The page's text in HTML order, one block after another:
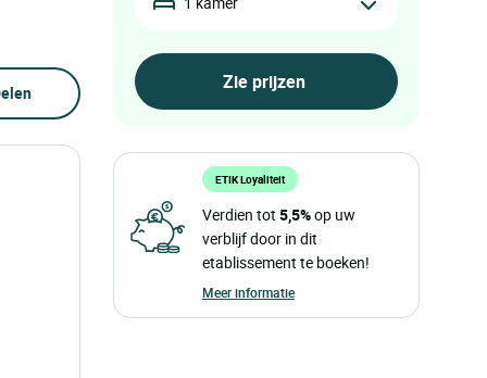
ETIK Loyaliteit
Verdien tot 5,5%op uw
verblijf door in dit
etablissement te boeken!
Meer informatie